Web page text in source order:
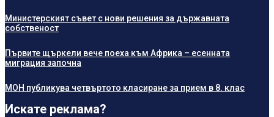
Министерският съвет с нови решения за държавната
собственост
Първите щъркели вече поеха към Африка – есенната
миграция започна
МОН публикува четвъртото класиране за прием в 8. клас
Искате реклама?